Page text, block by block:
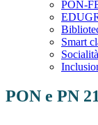
PON-
Smart
PON e PN